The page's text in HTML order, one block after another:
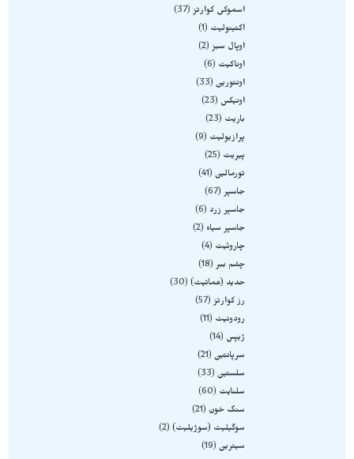
اسموکی کوارتز 37
اکتینولیت
1
اوپال سبز 2
اوناکیت
6
اونتورین 33
اونیکس
23
باریت
23
پرازیولیت
9
پیریت
25
تورمالین 41
جاسپر 67
جاسپر زرد
6
جاسپر سیاه
2
چاروئیت
4
چشم ببر 18
حدید (هماتیت) 30
رز کوارتز 57
رودونیت
11
ژیپس
14
سرپانتین 21
سلستین 33
سلنایت
60
سنگ خون
21
سوگیلیت (سوژیلیت) 2
سیترین 19